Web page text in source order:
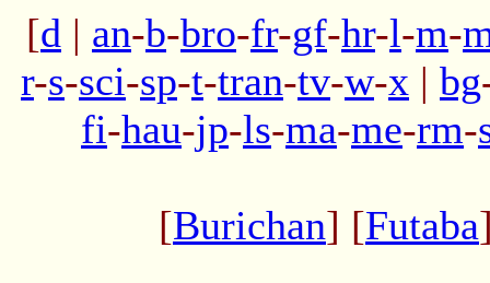
[d | an-b-bro-fr-gf-hr-l-m-
r-s-sci-sp-t-tran-tv-w-x | bg
fi-hau-jp-ls-ma-me-rm-
[Burichan] [Futaba